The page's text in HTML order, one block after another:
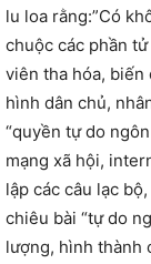
lu loa rằng:”Có
chuộc các phần
viên tha hóa,
hình dân chủ,
“quyền tự do
mạng xã hội,
lập các câu lạc
chiêu bài “tự do
lượng, hình thành